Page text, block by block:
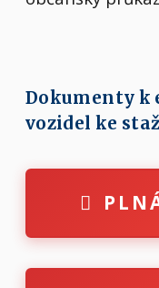
Dokumenty k
vozidel ke